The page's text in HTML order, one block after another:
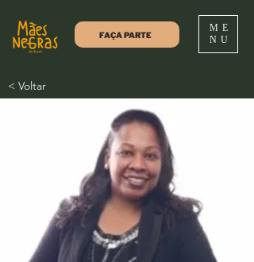
FAÇA PARTE
ME
NU
< Voltar